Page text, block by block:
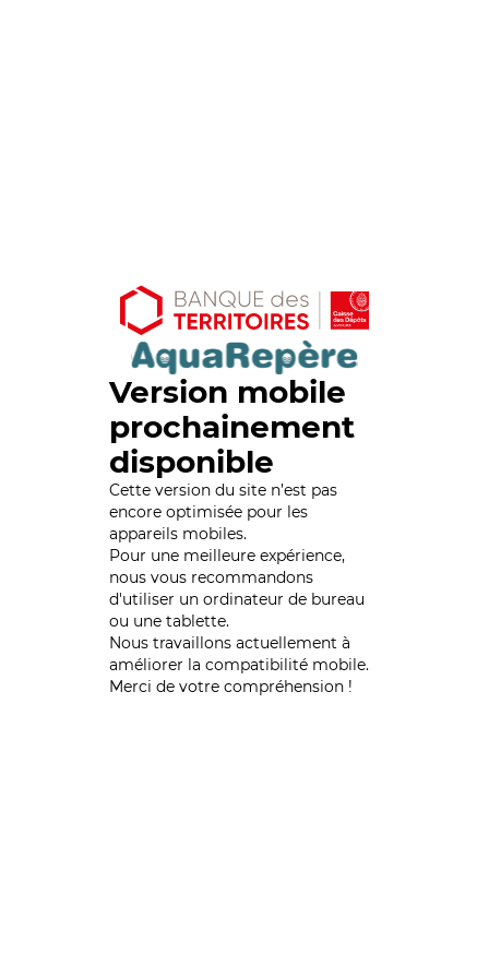
Version mobile
prochainement
disponible
Cette version du site n’est pas
encore optimisée pour les
appareils mobiles.
Pour une meilleure expérience,
nous vous recommandons
d'utiliser un ordinateur de bureau
ou une tablette.
Nous travaillons actuellement à
améliorer la compatibilité mobile.
Merci de votre compréhension !